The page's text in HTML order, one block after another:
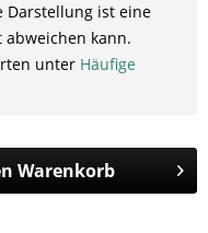
Darstellung ist eine
kann.
unter Häufige
Warenkorb